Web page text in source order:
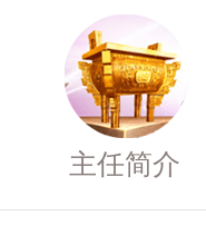
主任简介